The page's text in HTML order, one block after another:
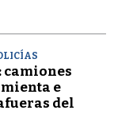
camiones
e
del